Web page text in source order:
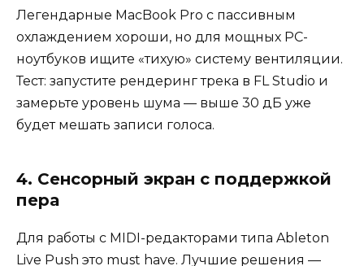
Легендарные MacBook Pro с пассивным
охлаждением хороши, но для мощных PC-
ноутбуков ищите «тихую» систему вентиляции.
Тест: запустите рендеринг трека в FL Studio и
замерьте уровень шума — выше 30 дБ уже
будет мешать записи голоса.
4. Сенсорный экран с поддержкой
пера
Для работы с MIDI-редакторами типа Ableton
Live Push это must have. Лучшие решения —